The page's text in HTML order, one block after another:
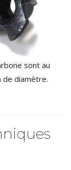
sont au
diamètre.